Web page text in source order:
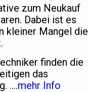
zum Neukauf
Dabei ist es
kleiner Mangel die
finden die
das
….mehr Info